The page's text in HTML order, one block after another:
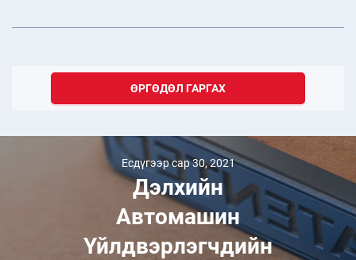
ӨРГӨДӨЛ ГАРГАХ
Есдүгээр сар 30, 2021
Дэлхийн
Автомашин
Үйлдвэрлэгчдийн